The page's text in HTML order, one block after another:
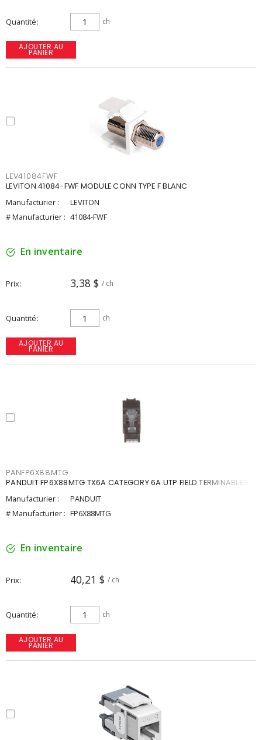
Quantité ch
AJOUTER AU
PANIER
LEV41084FWF
LEVITON 41084-FWF MODULE CONN TYPE F BLANC
Manufacturier :
LEVITON
# Manufacturier : 41084-FWF
En inventaire
Prix 3,38 $ / ch
Quantité ch
AJOUTER AU
PANIER
PANFP6X88MTG
PANDUIT FP6X88MTG TX6A CATEGORY 6A UTP FIELD TERMINABLE RJ
Manufacturier :
PANDUIT
# Manufacturier : FP6X88MTG
En inventaire
Prix 40,21 $ / ch
Quantité ch
AJOUTER AU
PANIER